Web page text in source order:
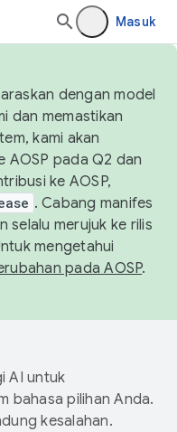
Masuk
dengan model
dan memastikan
kami akan
AOSP pada Q2 dan
ke AOSP,
. Cabang manifes
selalu merujuk ke rilis
mengetahui
pada AOSP.
AI untuk
bahasa pilihan Anda.
kesalahan.